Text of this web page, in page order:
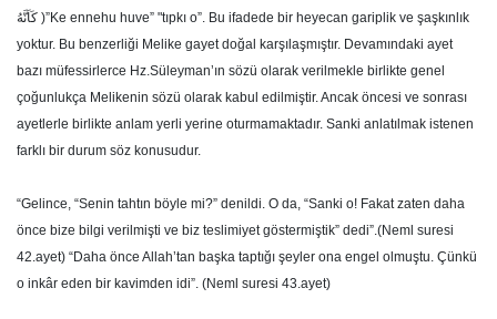
كَاَنَّهُ )”Ke ennehu huve” "tıpkı o”. Bu ifadede bir heyecan gariplik ve şaşkınlık
yoktur. Bu benzerliği Melike gayet doğal karşılaşmıştır. Devamındaki ayet
bazı müfessirlerce Hz.Süleyman’ın sözü olarak verilmekle birlikte genel
çoğunlukça Melikenin sözü olarak kabul edilmiştir. Ancak öncesi ve sonrası
ayetlerle birlikte anlam yerli yerine oturmamaktadır. Sanki anlatılmak istenen
farklı bir durum söz konusudur.
“Gelince, “Senin tahtın böyle mi?” denildi. O da, “Sanki o! Fakat zaten daha
önce bize bilgi verilmişti ve biz teslimiyet göstermiştik” dedi”.(Neml suresi
42.ayet) “Daha önce Allah’tan başka taptığı şeyler ona engel olmuştu. Çünkü
o inkâr eden bir kavimden idi”. (Neml suresi 43.ayet)